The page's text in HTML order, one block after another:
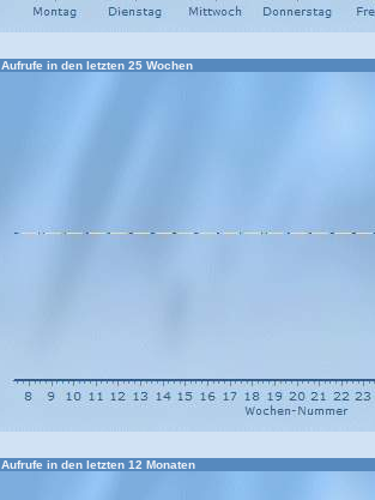
Aufrufe in den letzten 25 Wochen
Aufrufe in den letzten 12 Monaten